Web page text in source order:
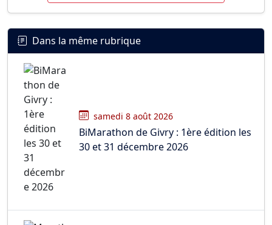
Dans la même rubrique
samedi 8 août 2026
BiMarathon de Givry : 1ère édition les
30 et 31 décembre 2026